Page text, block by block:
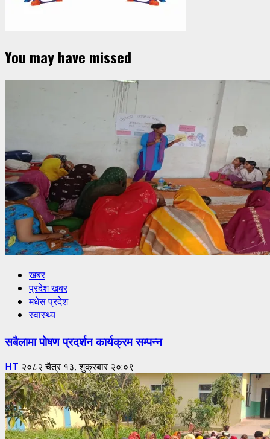
You may have missed
खबर
प्रदेश खबर
मधेस प्रदेश
स्वास्थ्य
सबैलामा पोषण प्रदर्शन कार्यक्रम सम्पन्न
HT २०८२ चैत्र १३, शुक्रबार २०:०९